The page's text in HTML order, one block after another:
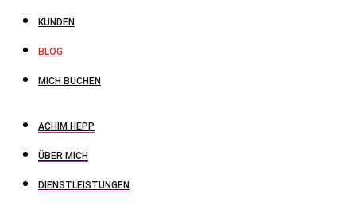
KUNDEN
BLOG
MICH BUCHEN
ACHIM HEPP
ÜBER MICH
DIENSTLEISTUNGEN